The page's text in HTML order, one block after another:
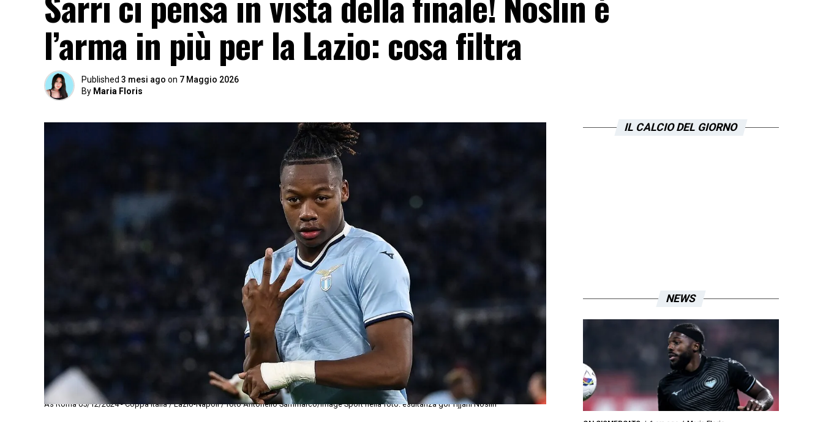
l’arma in più per la Lazio: cosa filtra
Published 3 mesi ago on 7 Maggio 2026
By Maria Floris
As Roma 05/12/2024 - Coppa Italia / Lazio-Napoli / foto Antonello Sammarco/Image Sport nella foto: esultanza gol Tijjani Noslin
IL CALCIO DEL GIORNO
NEWS